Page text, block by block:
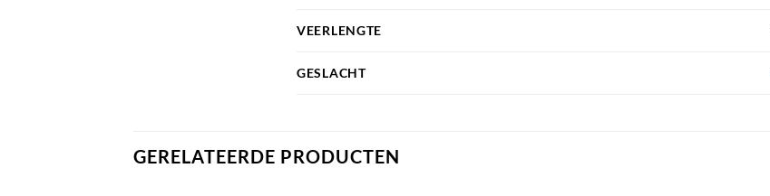
VEERLENGTE
GESLACHT
GERELATEERDE PRODUCTEN